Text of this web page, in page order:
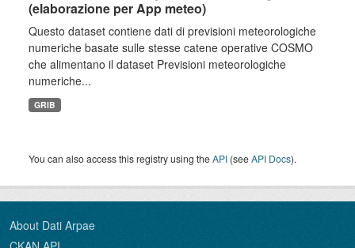
(elaborazione per App meteo)
Questo dataset contiene dati di previsioni meteorologiche
numeriche basate sulle stesse catene operative COSMO
che alimentano il dataset Previsioni meteorologiche
numeriche...
GRIB
You can also access this registry using theAPI (seeAPI Docs).
About Dati Arpae